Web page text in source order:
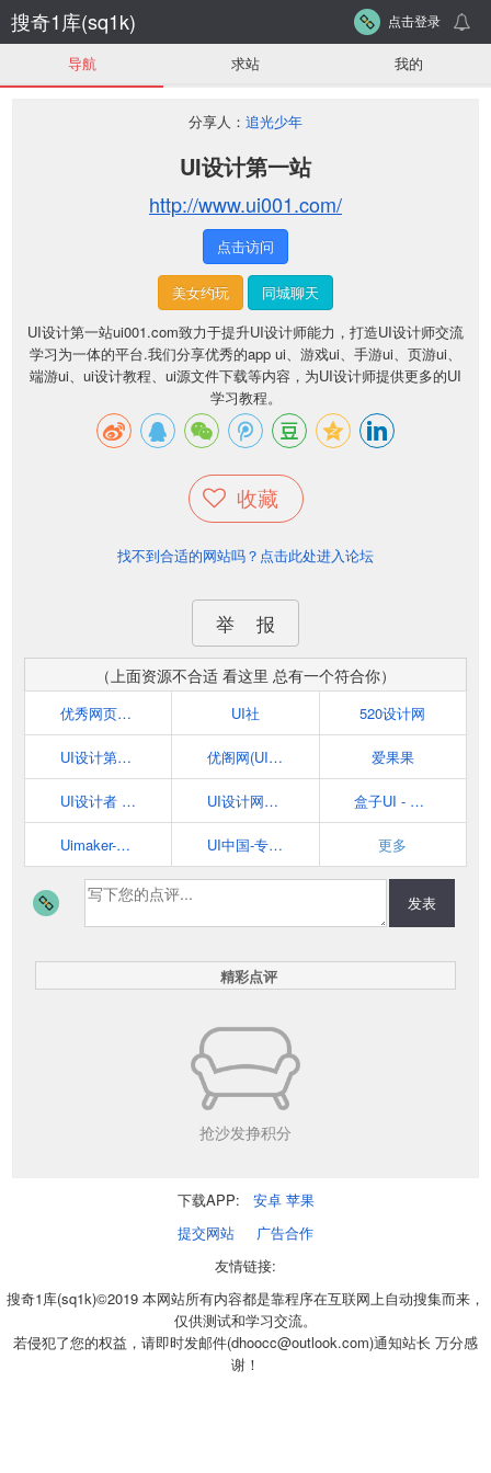
搜奇1库(sq1k) 点击登录
导航 求站 我的
分享人： 追光少年
UI设计第一站
http://www.ui001.com/
点击访问
美女约玩
同城聊天
UI设计第一站ui001.com致力于提升UI设计师能力，打造UI设计师交流
学习为一体的平台.我们分享优秀的app ui、游戏ui、手游ui、页游ui、
端游ui、ui设计教程、ui源文件下载等内容，为UI设计师提供更多的UI
学习教程。
收藏
找不到合适的网站吗？点击此处进入论坛
举 报
（上面资源不合适 看这里 总有一个符合你）
优秀网页设计联盟 UI社 520设计网
UI设计第一站 优阁网(UIGREAT) 爱果果
UI设计者 - 一个免费自学UI设计APP UI设计网uisheji.com-专业的ui设计APP界面设计学习分享交流平台 盒子UI - 分享以用户体验为中心的设计
Uimaker-专注UI设计 UI中国-专业用户体验设计平台 更多
发表
精彩点评
抢沙发挣积分
下载APP: 安卓 苹果
提交网站
广告合作
友情链接:
搜奇1库(sq1k)©2019 本网站所有内容都是靠程序在互联网上自动搜集而来，
仅供测试和学习交流。
若侵犯了您的权益，请即时发邮件(dhoocc@outlook.com)通知站长 万分感
谢！